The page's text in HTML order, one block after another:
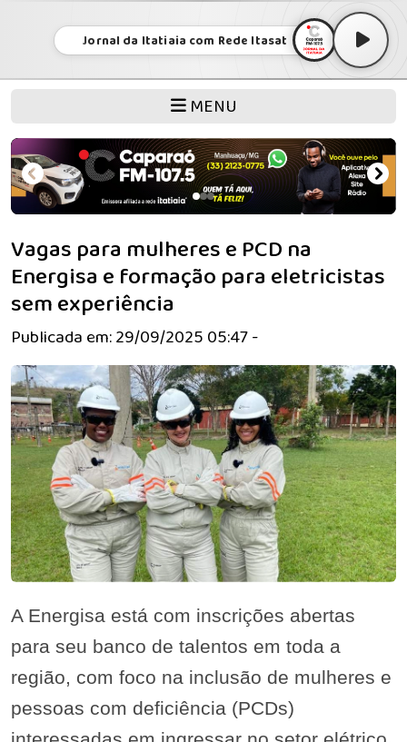
Jornal da Itatiaia com Rede Itasat
MENU
Vagas para mulheres e PCD na
Energisa e formação para eletricistas
sem experiência
Publicada em: 29/09/2025 05:47 -
A Energisa está com inscrições abertas
para seu banco de talentos em toda a
região, com foco na inclusão de mulheres e
pessoas com deficiência (PCDs)